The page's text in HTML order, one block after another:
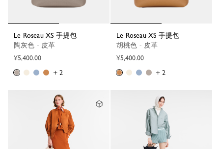
Le Roseau XS 手提包
陶灰色 - 皮革
¥5,400.00
+ 2
Le Roseau XS 手提包
胡桃色 - 皮革
¥5,400.00
+ 2